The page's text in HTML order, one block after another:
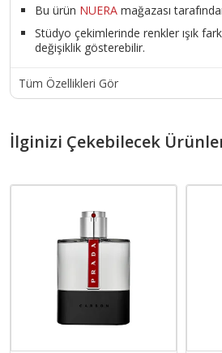
Bu ürün NUERA mağazası
Stüdyo çekimlerinde renkler ışık
değişiklik gösterebilir.
Tüm Özellikleri Gör
İlginizi Çekebilecek